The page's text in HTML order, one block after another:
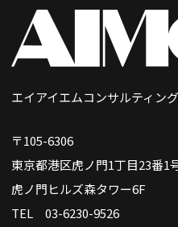
エイアイエムコンサルティン
〒105-6306
東京都港区虎ノ門1丁目23番1
虎ノ門ヒルズ森タワー6F
TEL 03-6230-9526